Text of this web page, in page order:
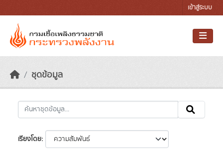
เข้าสู่ระบบ
ชุดข้อมูล
เรียงโดย